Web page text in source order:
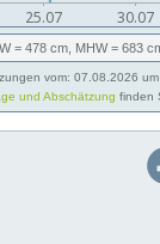
= 478 cm, MHW= 683
vom: 07.08.2026
und Abschätzung finden